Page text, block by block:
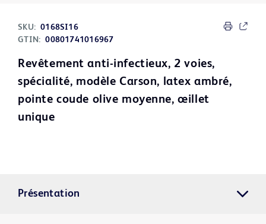
SKU: 0168SI16
GTIN: 00801741016967
Revêtement anti-infectieux, 2 voies,
spécialité, modèle Carson, latex ambré,
pointe coude olive moyenne, œillet
unique
Présentation